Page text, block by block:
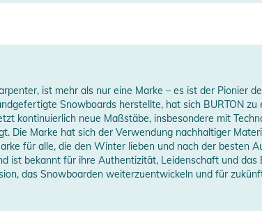
ist mehr als nur eine Marke – es ist der Pionier
Snowboards herstellte, hat sich BURTON
kontinuierlich neue Maßstäbe, insbesondere mit
Die Marke hat sich der Verwendung nachhaltiger
für alle, die den Winter lieben und nach der besten
ist bekannt für ihre Authentizität, Leidenschaft und
das Snowboarden weiterzuentwickeln und für